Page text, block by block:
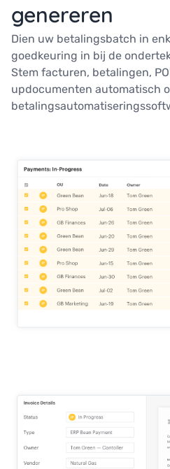
genereren
Dien uw betalingsbatch in
goedkeuring in bij de
Stem facturen, betalingen,
updocumenten automatisch